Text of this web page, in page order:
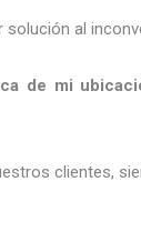
al
de mi
clientes,